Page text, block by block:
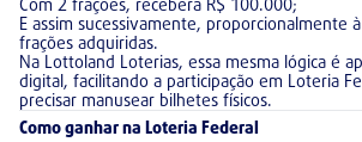
Com 2 frações, receberá R$ 100.000;
E assim sucessivamente, proporcionalmente
frações adquiridas.
Na Lottoland Loterias, essa mesma lógica é
digital, facilitando a participação em Loteria
precisar manusear bilhetes físicos.
Como ganhar na Loteria Federal